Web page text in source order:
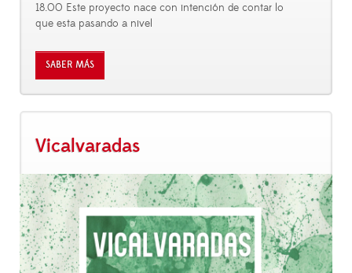
18.00 Este proyecto nace con intención de contar lo
que esta pasando a nivel
SABER MÁS
Vicalvaradas